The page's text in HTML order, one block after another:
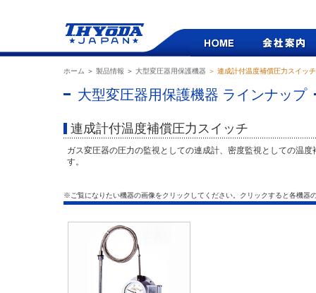
ホーム ＞ 製品情報 ＞ 大型変圧器用保護機器 ＞ 連成計付温度補償圧力スイッチ
大型変圧器用保護機器 ラインナップ
連成計付温度補償圧力スイッチ
ガス変圧器の圧力の監視としての連成計、密度監視としての温
す。
※ご覧になりたい機器の画像をクリックしてください。クリックすると各機器